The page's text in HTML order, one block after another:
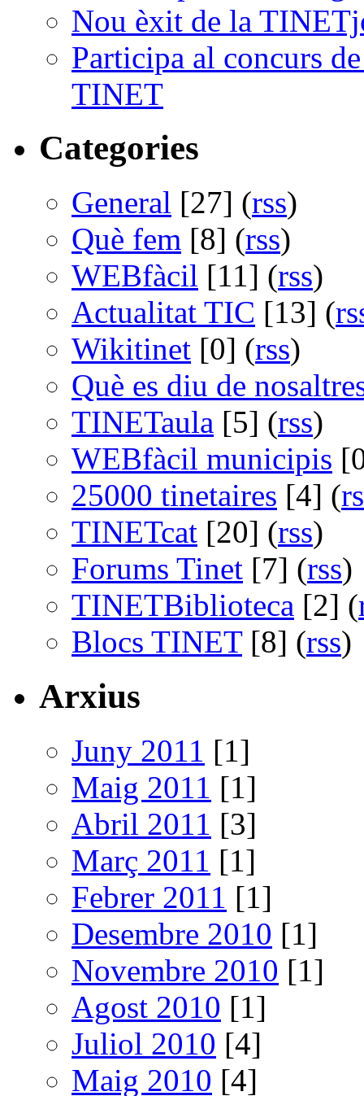
Nou èxit de la
Participa al concurs
TINET
Categories
General [27] (rss)
Què fem [8] (rss)
WEBfàcil [11] (rss)
Actualitat TIC [13] (
Wikitinet [0] (rss)
Què es diu de
TINETaula [5] (rss)
WEBfàcil municipis
25000 tinetaires [4] (
TINETcat [20] (rss)
Forums Tinet [7] (rss)
TINETBiblioteca [2] (
Blocs TINET[8] (rss)
Arxius
Juny 2011 [1]
Maig 2011 [1]
Abril 2011 [3]
Març 2011 [1]
Febrer 2011 [1]
Desembre 2010 [1]
Novembre 2010 [1]
Agost 2010 [1]
Juliol 2010 [4]
Maig 2010 [4]